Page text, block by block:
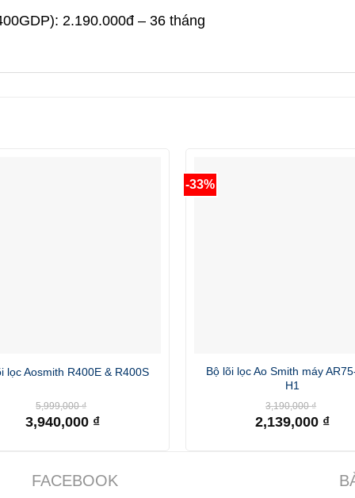
2.190.000đ – 36 tháng
lọc Aosmith R400E & R400S
5,999,000₫
gốc
là:
3,940,000 ₫
3,940,000 ₫.
-33%
Bộ lõi lọc Ao Smith máy
H1
3,190,000₫
gốc
là:
2,139,000 ₫
2,139,000 ₫.
FACEBOOK